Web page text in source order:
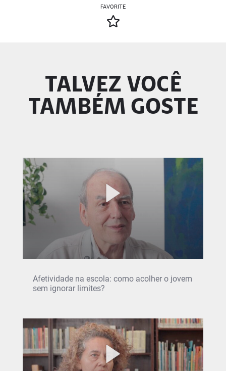
FAVORITE
TALVEZ VOCÊ
TAMBÉM GOSTE
Afetividade na escola: como acolher o jovem
sem ignorar limites?